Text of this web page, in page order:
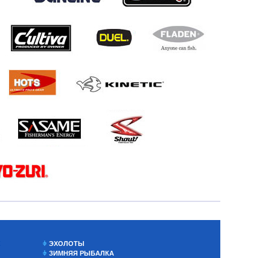
ЭХОЛОТЫ
ЗИМНЯЯ РЫБАЛКА